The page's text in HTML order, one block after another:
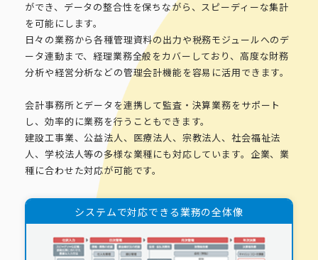
ができ、データの整合性を保ちながら、スピーディーな集計
を可能にします。
日々の業務から各種管理資料の出力や税務モジュールへのデ
ータ連動まで、経理業務全般をカバーしており、高度な財務
分析や経営分析などの管理会計機能を容易に活用できます。
会計事務所とデータを連携して監査・決算業務をサポート
し、効率的に業務を行うこともできます。
建設工事業、公益法人、医療法人、宗教法人、社会福祉法
人、学校法人等の多様な業種にも対応しています。企業、業
種に合わせた対応が可能です。
システムで対応できる業務の全体像